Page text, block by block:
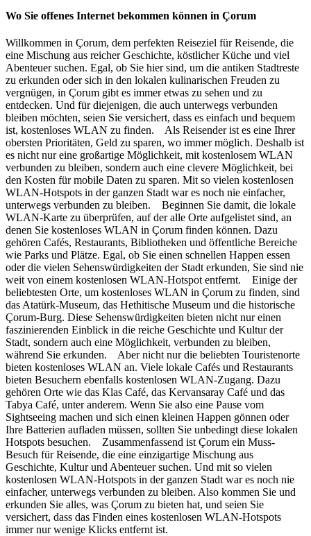
Wo Sie offenes Internet bekommen können in Çorum
Willkommen in Çorum, dem perfekten Reiseziel für Reisende, die
eine Mischung aus reicher Geschichte, köstlicher Küche und viel
Abenteuer suchen. Egal, ob Sie hier sind, um die antiken Stadtreste
zu erkunden oder sich in den lokalen kulinarischen Freuden zu
vergnügen, in Çorum gibt es immer etwas zu sehen und zu
entdecken. Und für diejenigen, die auch unterwegs verbunden
bleiben möchten, seien Sie versichert, dass es einfach und bequem
ist, kostenloses WLAN zu finden. Als Reisender ist es eine Ihrer
obersten Prioritäten, Geld zu sparen, wo immer möglich. Deshalb ist
es nicht nur eine großartige Möglichkeit, mit kostenlosem WLAN
verbunden zu bleiben, sondern auch eine clevere Möglichkeit, bei
den Kosten für mobile Daten zu sparen. Mit so vielen kostenlosen
WLAN-Hotspots in der ganzen Stadt war es noch nie einfacher,
unterwegs verbunden zu bleiben. Beginnen Sie damit, die lokale
WLAN-Karte zu überprüfen, auf der alle Orte aufgelistet sind, an
denen Sie kostenloses WLAN in Çorum finden können. Dazu
gehören Cafés, Restaurants, Bibliotheken und öffentliche Bereiche
wie Parks und Plätze. Egal, ob Sie einen schnellen Happen essen
oder die vielen Sehenswürdigkeiten der Stadt erkunden, Sie sind nie
weit von einem kostenlosen WLAN-Hotspot entfernt. Einige der
beliebtesten Orte, um kostenloses WLAN in Çorum zu finden, sind
das Atatürk-Museum, das Hethitische Museum und die historische
Çorum-Burg. Diese Sehenswürdigkeiten bieten nicht nur einen
faszinierenden Einblick in die reiche Geschichte und Kultur der
Stadt, sondern auch eine Möglichkeit, verbunden zu bleiben,
während Sie erkunden. Aber nicht nur die beliebten Touristenorte
bieten kostenloses WLAN an. Viele lokale Cafés und Restaurants
bieten Besuchern ebenfalls kostenlosen WLAN-Zugang. Dazu
gehören Orte wie das Klas Café, das Kervansaray Café und das
Tabya Café, unter anderem. Wenn Sie also eine Pause vom
Sightseeing machen und sich einen kleinen Happen gönnen oder
Ihre Batterien aufladen müssen, sollten Sie unbedingt diese lokalen
Hotspots besuchen. Zusammenfassend ist Çorum ein Muss-
Besuch für Reisende, die eine einzigartige Mischung aus
Geschichte, Kultur und Abenteuer suchen. Und mit so vielen
kostenlosen WLAN-Hotspots in der ganzen Stadt war es noch nie
einfacher, unterwegs verbunden zu bleiben. Also kommen Sie und
erkunden Sie alles, was Çorum zu bieten hat, und seien Sie
versichert, dass das Finden eines kostenlosen WLAN-Hotspots
immer nur wenige Klicks entfernt ist.